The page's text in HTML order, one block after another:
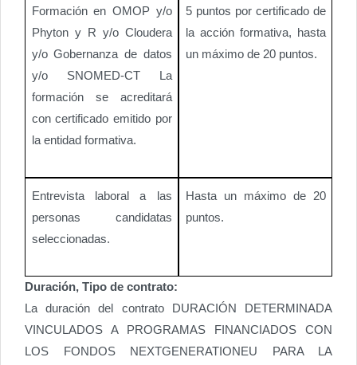
Formación en OMOP y/o
Phyton y R y/o Cloudera
y/o Gobernanza de datos
y/o SNOMED-CT La
formación se acreditará
con certificado emitido por
la entidad formativa.
5 puntos por certificado de
la acción formativa, hasta
un máximo de 20 puntos.
Entrevista laboral a las
personas candidatas
seleccionadas.
Hasta un máximo de 20
puntos.
Duración, Tipo de contrato:
La duración del contrato DURACIÓN DETERMINADA
VINCULADOS A PROGRAMAS FINANCIADOS CON
LOS FONDOS NEXTGENERATIONEU PARA LA